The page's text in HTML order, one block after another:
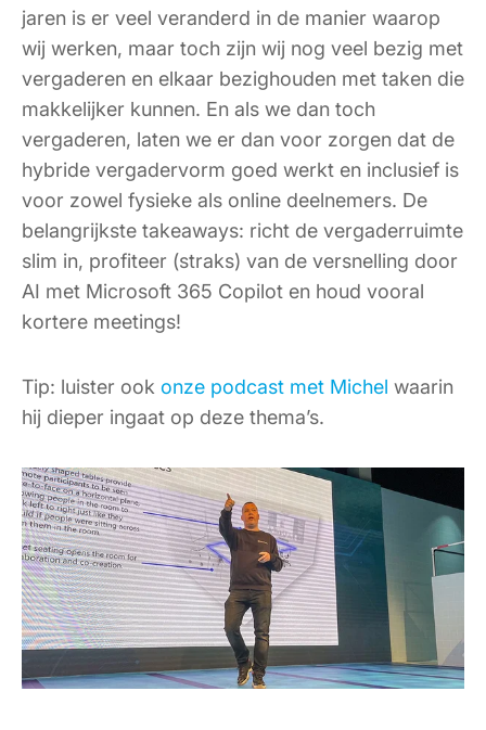
jaren is er veel veranderd in de manier waarop
wij werken, maar toch zijn wij nog veel bezig met
vergaderen en elkaar bezighouden met taken die
makkelijker kunnen. En als we dan toch
vergaderen, laten we er dan voor zorgen dat de
hybride vergadervorm goed werkt en inclusief is
voor zowel fysieke als online deelnemers. De
belangrijkste takeaways: richt de vergaderruimte
slim in, profiteer (straks) van de versnelling door
AI met Microsoft 365 Copilot en houd vooral
kortere meetings!
Tip: luister ook onze podcast met Michel waarin
hij dieper ingaat op deze thema’s.